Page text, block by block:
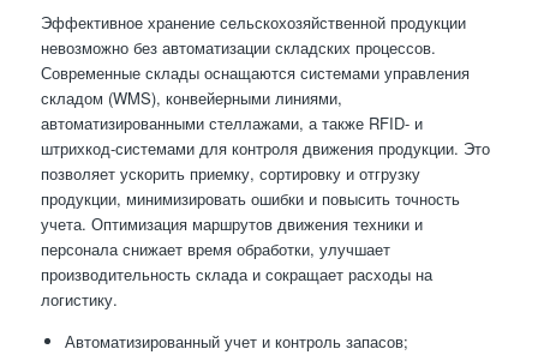
Эффективное хранение сельскохозяйственной продукции
невозможно без автоматизации складских процессов.
Современные склады оснащаются системами управления
складом (WMS), конвейерными линиями,
автоматизированными стеллажами, а также RFID- и
штрихкод-системами для контроля движения продукции. Это
позволяет ускорить приемку, сортировку и отгрузку
продукции, минимизировать ошибки и повысить точность
учета. Оптимизация маршрутов движения техники и
персонала снижает время обработки, улучшает
производительность склада и сокращает расходы на
логистику.
Автоматизированный учет и контроль запасов;